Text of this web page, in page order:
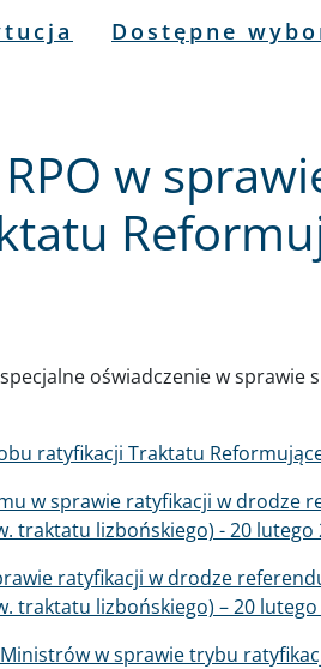
Dostępne
w
oświadczenie w sprawie
ratyfikacji Traktatu
w sprawie ratyfikacji w drodze
traktatu lizbońskiego) - 20 lutego
ratyfikacji w drodze
traktatu lizbońskiego) – 20 lutego
w sprawie trybu